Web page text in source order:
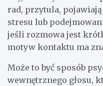
rad, przytula,
stresu lub
jeśli rozmowa jest
motyw kontaktu ma
Może to być sposób
wewnętrznego głosu,